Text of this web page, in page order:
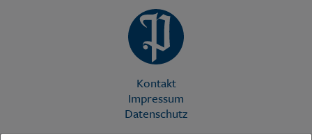
Kontakt
Impressum
Datenschutz